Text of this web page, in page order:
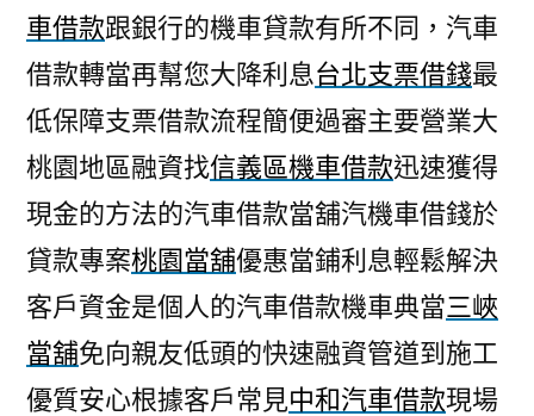
車借款跟銀行的機車貸款有所不同，汽車
借款轉當再幫您大降利息台北支票借錢最
低保障支票借款流程簡便過審主要營業大
桃園地區融資找信義區機車借款迅速獲得
現金的方法的汽車借款當舖汽機車借錢於
貸款專案桃園當舖優惠當鋪利息輕鬆解決
客戶資金是個人的汽車借款機車典當三峽
當舖免向親友低頭的快速融資管道到施工
優質安心根據客戶常見中和汽車借款現場